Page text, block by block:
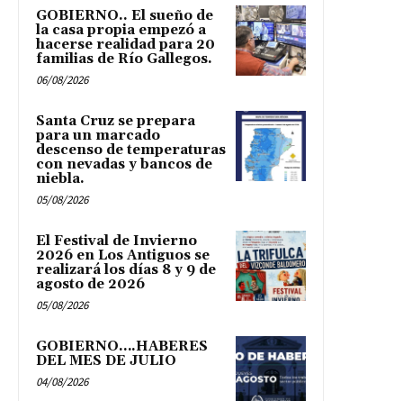
GOBIERNO.. El sueño de
la casa propia empezó a
hacerse realidad para 20
familias de Río Gallegos.
06/08/2026
Santa Cruz se prepara
para un marcado
descenso de temperaturas
con nevadas y bancos de
niebla.
05/08/2026
El Festival de Invierno
2026 en Los Antiguos se
realizará los días 8 y 9 de
agosto de 2026
05/08/2026
GOBIERNO….HABERES
DEL MES DE JULIO
04/08/2026